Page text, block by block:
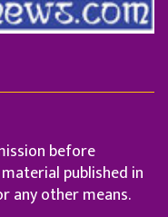
before
published in
any other means.